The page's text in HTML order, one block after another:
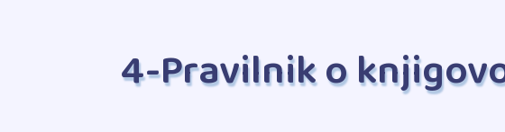
4-Pravilnik o